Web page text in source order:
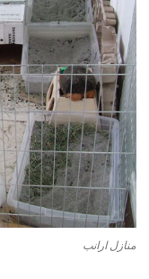
منازل ارانب